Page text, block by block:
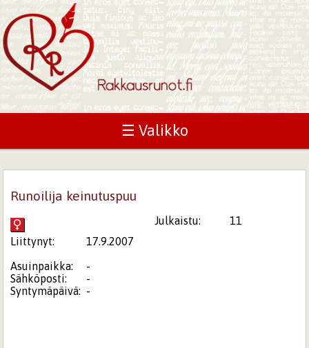
☰ Valikko
Runoilija keinutuspuu
Julkaistu:
11
Liittynyt:
17.9.2007
Asuinpaikka:
-
Sähköposti:
-
Syntymäpäivä: -